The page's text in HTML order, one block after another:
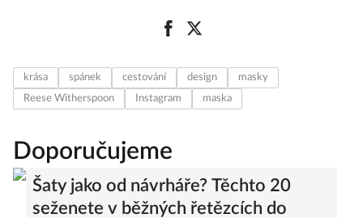
krása spánek cestování design
masky
Reese Witherspoon
Instagram maska
Doporučujeme
Šaty jako od návrháře? Těchto 20
seženete v běžných řetězcích do